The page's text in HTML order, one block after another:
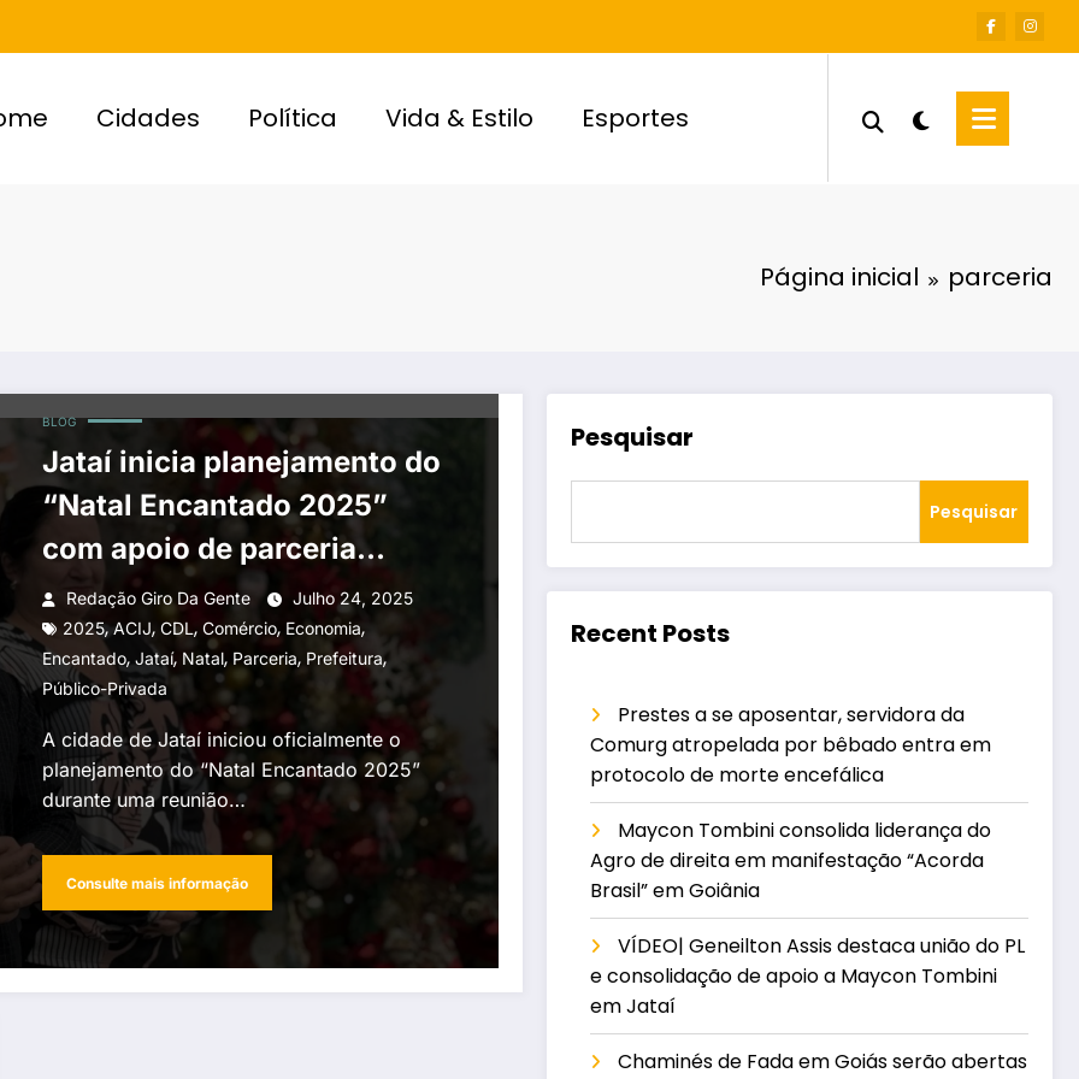
Cidades Política Vida & Estilo Esportes
Página inicial parceria
BLOG
Jataí inicia planejamento do
“Natal Encantado 2025”
com apoio de parceria
público-privada
Redação Giro Da Gente
Julho 24, 2025
2025,ACIJ, CDL, Comércio, Economia,
Encantado, Jataí, Natal, Parceria, Prefeitura,
Público-Privada
A cidade de Jataí iniciou oficialmente o
planejamento do “Natal Encantado 2025”
durante uma reunião…
Consulte mais informação
Pesquisar
Pesquisar
Recent Posts
Prestes a se aposentar, servidora da
Comurg atropelada por bêbado entra em
protocolo de morte encefálica
Maycon Tombini consolida liderança do
Agro de direita em manifestação “Acorda
Brasil” em Goiânia
VÍDEO| Geneilton Assis destaca união do PL
e consolidação de apoio a Maycon Tombini
em Jataí
Chaminés de Fada em Goiás serão abertas